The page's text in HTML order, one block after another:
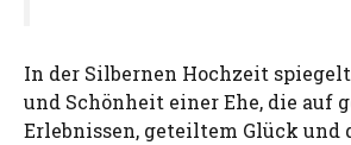
In der Silbernen Hochzeit
und Schönheit einer Ehe, die auf
Erlebnissen, geteiltem Glück und